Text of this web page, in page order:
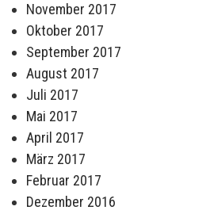
November 2017
Oktober 2017
September 2017
August 2017
Juli 2017
Mai 2017
April 2017
März 2017
Februar 2017
Dezember 2016